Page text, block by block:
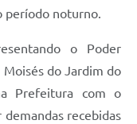
período noturno.
o Poder
do Jardim do
Prefeitura com o
recebidas